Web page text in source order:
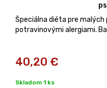
Špeciálna diéta pre
potravinovými alergiami.
40,20 €
Skladom 1 ks